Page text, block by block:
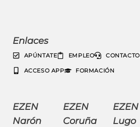
Enlaces
APÚNTATE EMPLEO CONTACTO
ACCESO APP FORMACIÓN
EZEN
Narón
EZEN
Coruña
EZEN
Lugo